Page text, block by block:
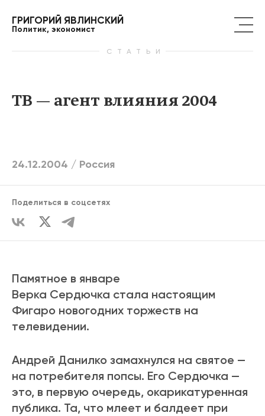
ГРИГОРИЙ ЯВЛИНСКИЙ
Политик, экономист
СТАТЬИ
ТВ — агент влияния 2004
24.12.2004 / Россия
Поделиться в соцсетях
Памятное в январе
Верка Сердючка стала настоящим
Фигаро новогодних торжеств на
телевидении.
Андрей Данилко замахнулся на святое —
на потребителя попсы. Его Сердючка —
это, в первую очередь, окарикатуренная
публика. Та, что млеет и балдеет при